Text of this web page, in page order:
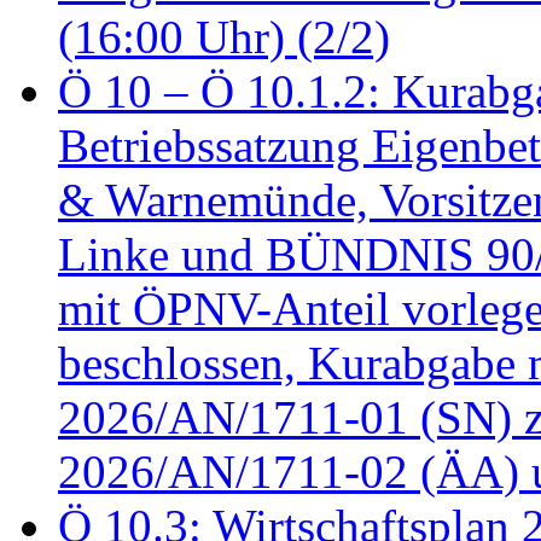
(16:00 Uhr) (2/2)
Ö 10 – Ö 10.1.2:
Betriebssatzung
& Warnemünde,
Linke und BÜNDNIS
mit ÖPNV-Anteil
beschlossen,
2026/AN/1711-01 (SN)
2026/AN/1711-02 (ÄA)
Ö 10.3: Wirtschaftsplan